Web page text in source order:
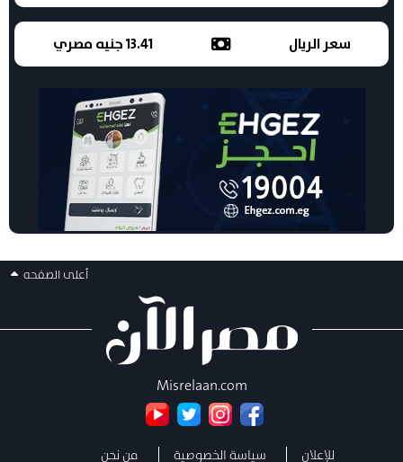
سعر الريال 13.41 جنيه مصري
أعلى الصفحه
Misrelaan.com
للإعلان سياسة الخصوصية من نحن